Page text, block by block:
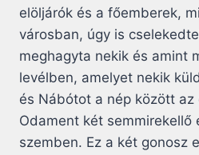
elöljárók és a főemberek,
városban, úgy is
meghagyta nekik és amint
levélben, amelyet nekik
és Nábótot a nép között
Odament két semmirekellő
szemben. Ez a két gonosz